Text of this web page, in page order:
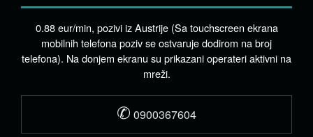
0.88 eur/min, pozivi iz Austrije (Sa touchscreen ekrana
mobilnih telefona poziv se ostvaruje dodirom na broj
telefona). Na donjem ekranu su prikazani operateri aktivni na
mreži.
✆ 0900367604